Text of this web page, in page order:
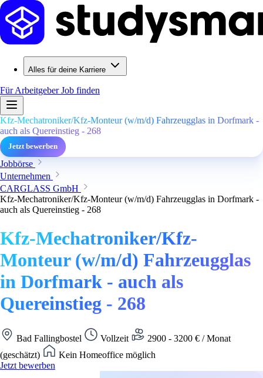
Alles für deine Karriere
Für ArbeitgeberJob finden
Kfz-Mechatroniker/Kfz-Monteur (w/m/d) Fahrzeugglas in Dorfmark -
auch als Quereinstieg - 268
Jetzt bewerben
Jobbörse
Unternehmen
CARGLASS GmbH
Kfz-Mechatroniker/Kfz-Monteur (w/m/d) Fahrzeugglas in Dorfmark -
auch als Quereinstieg - 268
Kfz-Mechatroniker/Kfz-
Monteur (w/m/d) Fahrzeugglas
in Dorfmark - auch als
Quereinstieg - 268
Bad Fallingbostel Vollzeit
2900 - 3200 € / Monat
(geschätzt)
Kein Homeoffice möglich
Jetzt bewerben